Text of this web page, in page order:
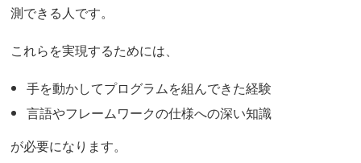
測できる人です。
これらを実現するためには、
手を動かしてプログラムを組んできた経験
言語やフレームワークの仕様への深い知識
が必要になります。